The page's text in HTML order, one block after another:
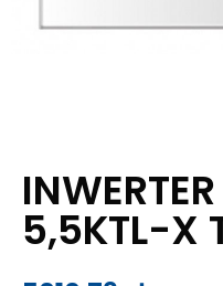
5,5KTL-X